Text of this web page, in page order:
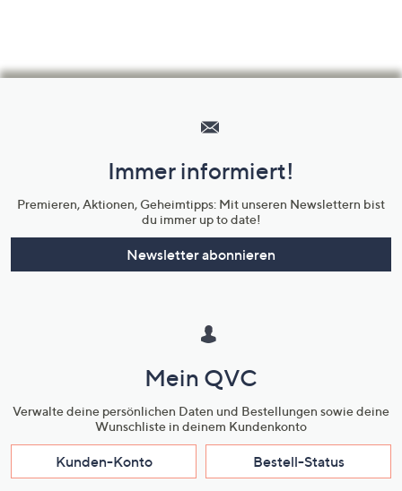
Unternehmensinformationen
Immer informiert!
Premieren, Aktionen, Geheimtipps: Mit unseren Newslettern bist
du immer up to date!
Newsletter abonnieren
Mein QVC
Verwalte deine persönlichen Daten und Bestellungen sowie deine
Wunschliste in deinem Kundenkonto
Kunden-Konto Bestell-Status